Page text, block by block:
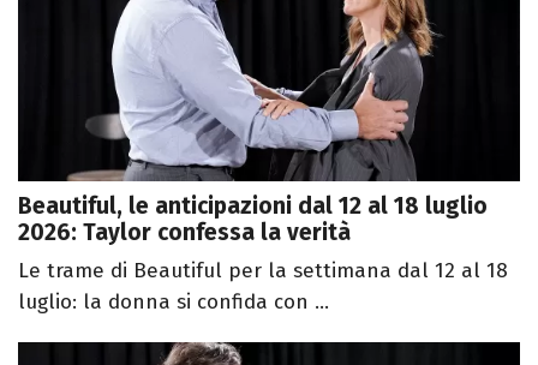
Beautiful, le anticipazioni dal 12 al 18 luglio
2026: Taylor confessa la verità
Le trame di Beautiful per la settimana dal 12 al 18
luglio: la donna si confida con ...